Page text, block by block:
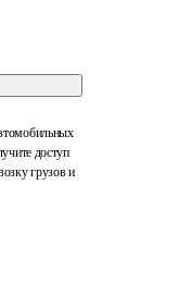
доступ
грузов и